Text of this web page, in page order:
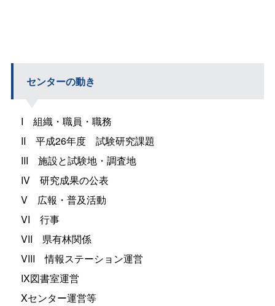
センターの動き
I 組織・職員・職務
II 平成26年度 試験研究課題
III 施設と試験地・調査地
IV 研究成果の公表
V 広報・普及活動
VI 行事
VII 県有林関係
VIII情報ステーション運営
IX図書室運営
Xセンター運営等